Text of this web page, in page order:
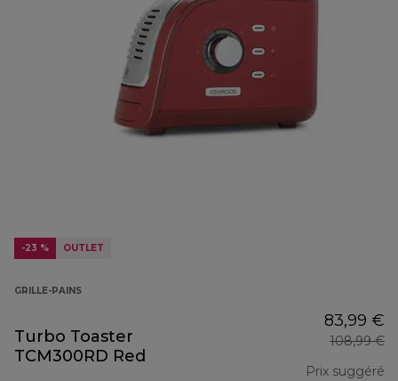
-23 % OUTLET
GRILLE-PAINS
Turbo Toaster
TCM300RD Red
83,99 €
108,99 €
Prix suggéré